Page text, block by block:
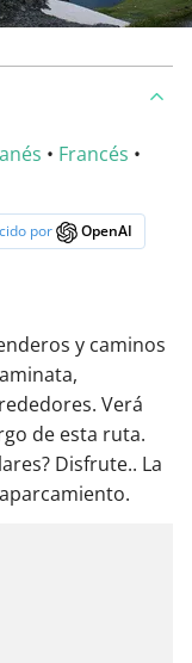
• Francés •
por OpenAI
y caminos
Verá
de esta ruta.
Disfrute.. La